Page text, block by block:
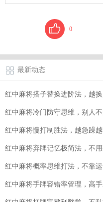
0
最新动态
红中麻将搭子替换进阶法，越
红中麻将冷门防守思维，别人
红中麻将慢打制胜法，越急躁
红中麻将弃牌记忆极简法，不
红中麻将概率思维打法，不靠
红中麻将手牌容错率管理，高